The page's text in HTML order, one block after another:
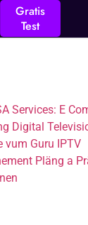
Gratis
Test
Services: E
Digital
vum Guru IPTV
Pläng a